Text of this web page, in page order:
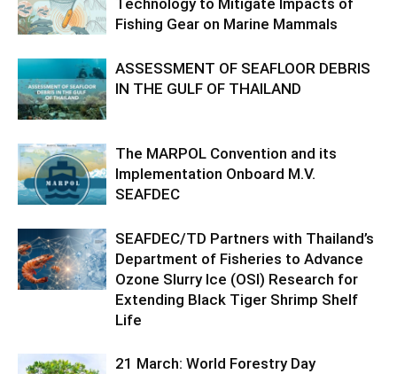
Technology to Mitigate Impacts of
Fishing Gear on Marine Mammals
ASSESSMENT OF SEAFLOOR DEBRIS
IN THE GULF OF THAILAND
The MARPOL Convention and its
Implementation Onboard M.V.
SEAFDEC
SEAFDEC/TD Partners with Thailand’s
Department of Fisheries to Advance
Ozone Slurry Ice (OSI) Research for
Extending Black Tiger Shrimp Shelf
Life
21 March: World Forestry Day